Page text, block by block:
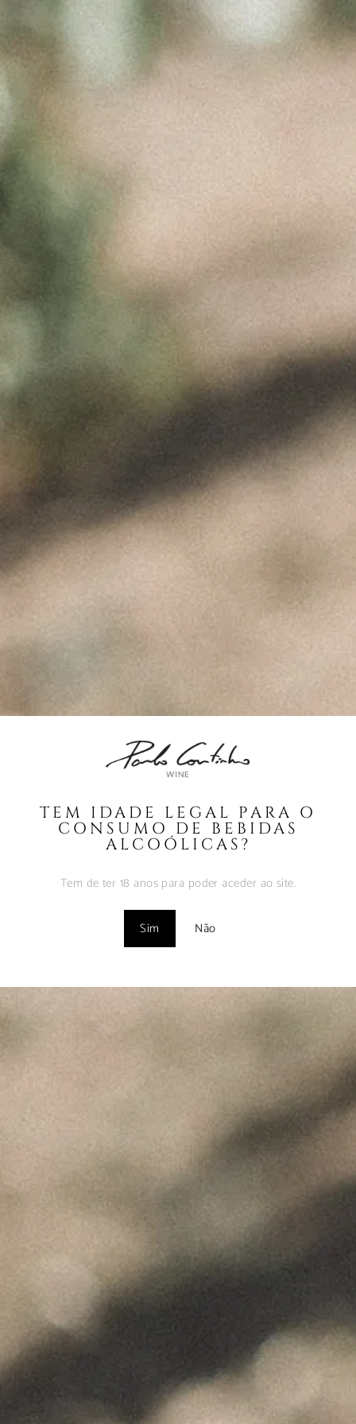
TEM IDADE LEGAL PARA O
CONSUMO DE BEBIDAS
ALCOÓLICAS?
Tem de ter 18 anos para poder aceder ao site.
Sim Não
#PCWFEEDBACK
#PCWFeedback
dos Vinhos de Paulo
Fevereiro 10, 2025
MUST – VINHA da
FONTE – Nov2024
Fevereiro 9, 2025
BORRAJO – Set2024
Vinhos com Assinatura
Maio 1, 2024
"Wine is not made for winemakers and
their friends alone, but I wish I will always
have plenty of them to share it with."
+351 912 844 136
Celeirós do Douro - Sabrosa
info@paulocoutinho.wine
www.paulocoutinho.wine